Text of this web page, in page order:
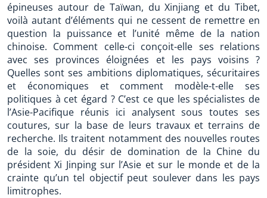
épineuses autour de Taïwan, du Xinjiang et du Tibet,
voilà autant d’éléments qui ne cessent de remettre en
question la puissance et l’unité même de la nation
chinoise. Comment celle-ci conçoit-elle ses relations
avec ses provinces éloignées et les pays voisins ?
Quelles sont ses ambitions diplomatiques, sécuritaires
et économiques et comment modèle-t-elle ses
politiques à cet égard ? C’est ce que les spécialistes de
l’Asie-Pacifique réunis ici analysent sous toutes ses
coutures, sur la base de leurs travaux et terrains de
recherche. Ils traitent notamment des nouvelles routes
de la soie, du désir de domination de la Chine du
président Xi Jinping sur l’Asie et sur le monde et de la
crainte qu’un tel objectif peut soulever dans les pays
limitrophes.